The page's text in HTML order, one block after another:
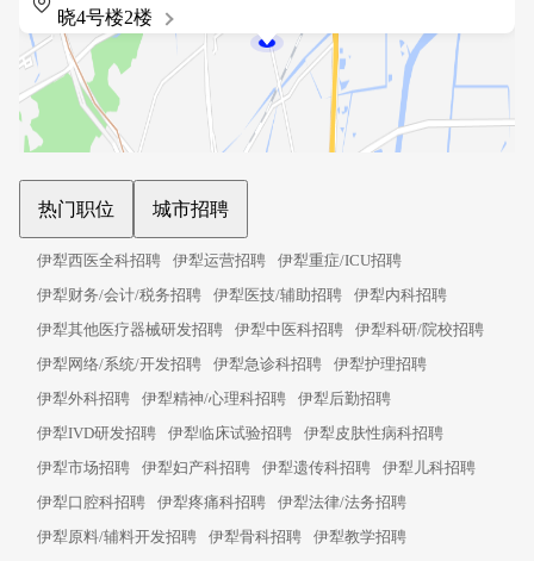
晓4号楼2楼
热门职位 城市招聘
伊犁西医全科招聘 伊犁运营招聘
伊犁重症/ICU招聘
伊犁财务/会计/税务招聘
伊犁医技/辅助招聘
伊犁内科招聘
伊犁其他医疗器械研发招聘
伊犁中医科招聘
伊犁科研/院校招聘
伊犁网络/系统/开发招聘
伊犁急诊科招聘
伊犁护理招聘
伊犁外科招聘
伊犁精神/心理科招聘
伊犁后勤招聘
伊犁IVD研发招聘
伊犁临床试验招聘
伊犁皮肤性病科招聘
伊犁市场招聘
伊犁妇产科招聘 伊犁遗传科招聘
伊犁儿科招聘
伊犁口腔科招聘
伊犁疼痛科招聘
伊犁法律/法务招聘
伊犁原料/辅料开发招聘
伊犁骨科招聘
伊犁教学招聘